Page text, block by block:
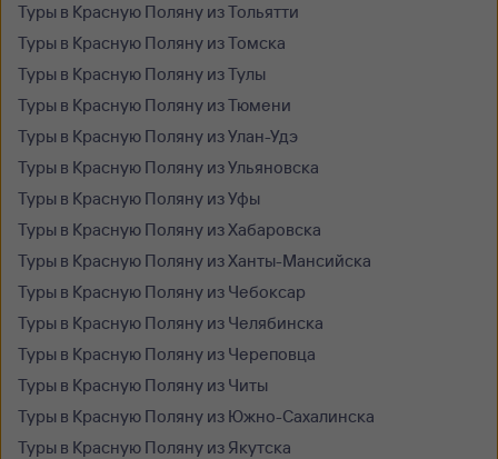
Туры в Красную Поляну из Тольятти
Туры в Красную Поляну из Томска
Туры в Красную Поляну из Тулы
Туры в Красную Поляну из Тюмени
Туры в Красную Поляну из Улан-Удэ
Туры в Красную Поляну из Ульяновска
Туры в Красную Поляну из Уфы
Туры в Красную Поляну из Хабаровска
Туры в Красную Поляну из Ханты-Мансийска
Туры в Красную Поляну из Чебоксар
Туры в Красную Поляну из Челябинска
Туры в Красную Поляну из Череповца
Туры в Красную Поляну из Читы
Туры в Красную Поляну из Южно-Сахалинска
Туры в Красную Поляну из Якутска